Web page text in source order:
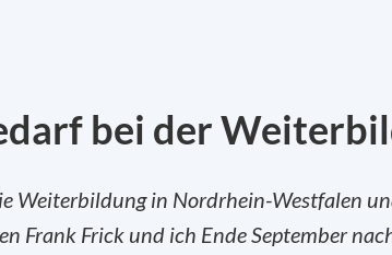
bei der
Weiterbildung in Nordrhein-Westfalen
Frank Frick und ich Ende September